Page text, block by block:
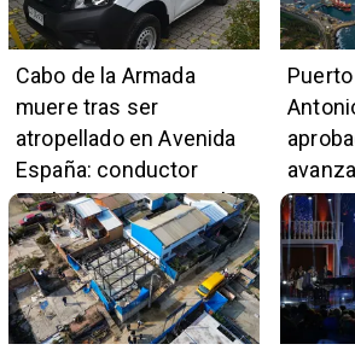
Cabo de la Armada
muere tras ser
atropellado en Avenida
España: conductor
también pertenece a la
institución naval
país